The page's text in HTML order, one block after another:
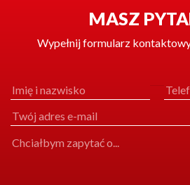
MASZ
Wypełnij formularz